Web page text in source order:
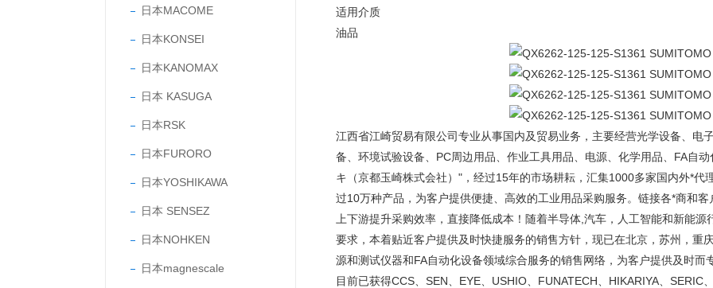
日本MACOME
日本KONSEI
日本KANOMAX
日本 KASUGA
日本RSK
日本FURORO
日本YOSHIKAWA
日本 SENSEZ
日本NOHKEN
日本magnescale
适用介质
油品
江西省江崎贸易有限公司专业从事国内及贸易业务，主要经营光学设备、电
备、环境试验设备、PC周边用品、作业工具用品、电源、化学用品、FA自
キ（京都玉崎株式会社）"，经过15年的市场耕耘，汇集1000多家国内外*代
过10万种产品，为客户提供便捷、高效的工业用品采购服务。链接各*商和
上下游提升采购效率，直接降低成本！随着半导体,汽车，人工智能和新能
要求，本着贴近客户提供及时快捷服务的销售方针，现已在北京，苏州，重
源和测试仪器和FA自动化设备领域综合服务的销售网络，为客户提供及时而
目前已获得CCS、SEN、EYE、USHIO、FUNATECH、HIKARIYA、SERIC